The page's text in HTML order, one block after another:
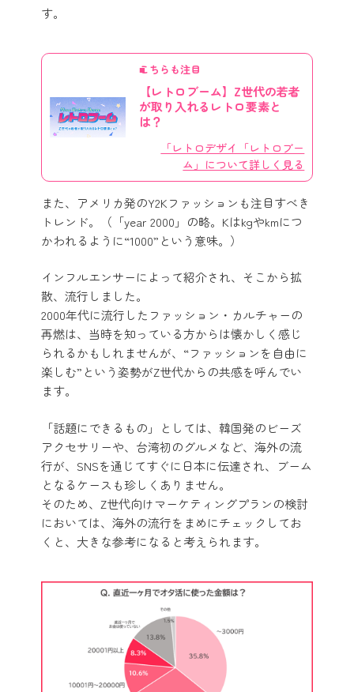
す。
こちらも注目
【レトロブーム】Z世代の若者
が取り入れるレトロ要素と
は？
「レトロデザイ「レトロブー
ム」について詳しく見る
また、アメリカ発のY2Kファッションも注目すべき
トレンド。（「year 2000」の略。Kはkgやkmにつ
かわれるように“1000”という意味。）
インフルエンサーによって紹介され、そこから拡
散、流行しました。
2000年代に流行したファッション・カルチャーの
再燃は、当時を知っている方からは懐かしく感じ
られるかもしれませんが、“ファッションを自由に
楽しむ”という姿勢がZ世代からの共感を呼んでい
ます。
「話題にできるもの」としては、韓国発のビーズ
アクセサリーや、台湾初のグルメなど、海外の流
行が、SNSを通じてすぐに日本に伝達され、ブーム
となるケースも珍しくありません。
そのため、Z世代向けマーケティングプランの検討
においては、海外の流行をまめにチェックしてお
くと、大きな参考になると考えられます。